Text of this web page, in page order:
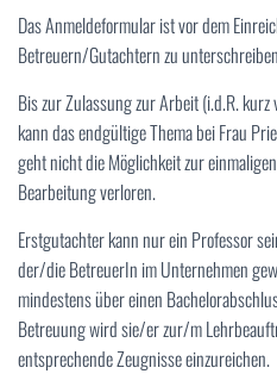
Das Anmeldeformular ist vor dem
Betreuern/Gutachtern zu
Bis zur Zulassung zur Arbeit (i.d.R.
kann das endgültige Thema bei Frau
geht nicht die Möglichkeit zur
Bearbeitung verloren.
Erstgutachter kann nur ein Professor
der/die BetreuerIn im Unternehmen
mindestens über einen
Betreuung wird sie/er zur/m
entsprechende Zeugnisse einzureichen.